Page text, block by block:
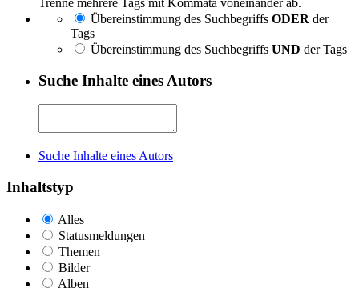
Übereinstimmung des Suchbegriffs ODER der
Tags
Übereinstimmung des Suchbegriffs UND der Tags
Suche Inhalte eines Autors
Suche Inhalte eines Autors
Inhaltstyp
Alles
Statusmeldungen
Themen
Bilder
Alben